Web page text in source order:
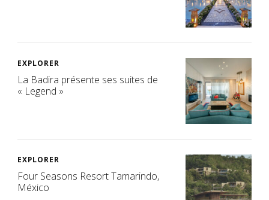
EXPLORER
La Badira présente ses suites de
« Legend »
EXPLORER
Four Seasons Resort Tamarindo,
México